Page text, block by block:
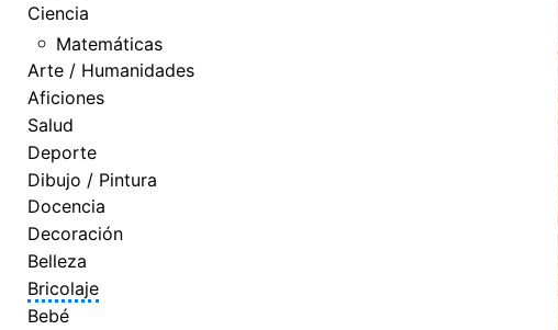
Ciencia
Matemáticas
Arte / Humanidades
Aficiones
Salud
Deporte
Dibujo / Pintura
Docencia
Decoración
Belleza
Bricolaje
Bebé